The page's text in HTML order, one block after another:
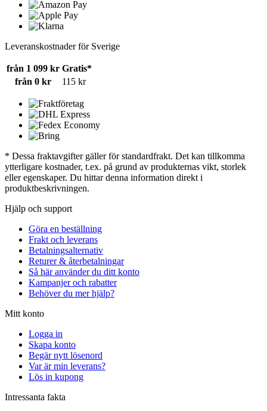
Leveranskostnader för Sverige
från 1 099 kr Gratis*
från 0 kr
115 kr
* Dessa fraktavgifter gäller för standardfrakt. Det kan tillkomma
ytterligare kostnader, t.ex. på grund av produkternas vikt, storlek
eller egenskaper. Du hittar denna information direkt i
produktbeskrivningen.
Hjälp och support
Göra en beställning
Frakt och leverans
Betalningsalternativ
Returer & återbetalningar
Så här använder du ditt konto
Kampanjer och rabatter
Behöver du mer hjälp?
Mitt konto
Logga in
Skapa konto
Begär nytt lösenord
Var är min leverans?
Lös in kupong
Intressanta fakta